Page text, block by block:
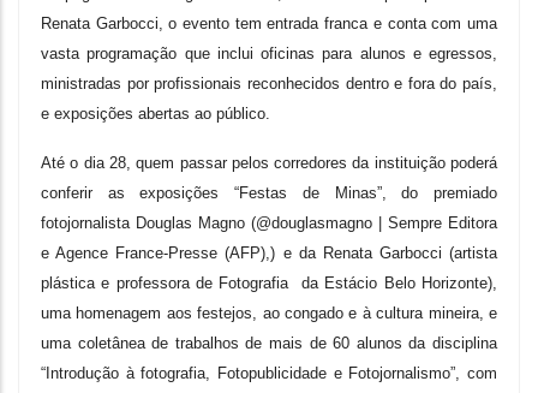
Renata Garbocci, o evento tem entrada franca e conta com uma
vasta programação que inclui oficinas para alunos e egressos,
ministradas por profissionais reconhecidos dentro e fora do país,
e exposições abertas ao público.
Até o dia 28, quem passar pelos corredores da instituição poderá
conferir as exposições “Festas de Minas”, do premiado
fotojornalista Douglas Magno (@douglasmagno | Sempre Editora
e Agence France-Presse (AFP),) e da Renata Garbocci (artista
plástica e professora de Fotografia da Estácio Belo Horizonte),
uma homenagem aos festejos, ao congado e à cultura mineira, e
uma coletânea de trabalhos de mais de 60 alunos da disciplina
“Introdução à fotografia, Fotopublicidade e Fotojornalismo”, com